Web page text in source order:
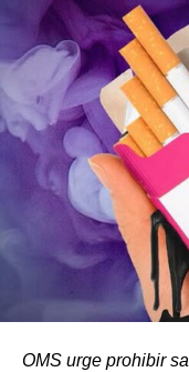
OMS urge prohibir